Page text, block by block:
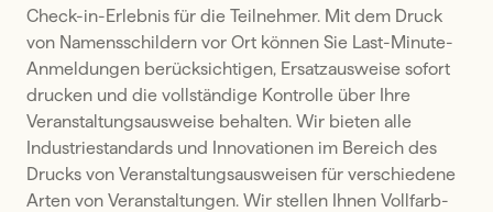
Check-in-Erlebnis für die Teilnehmer. Mit dem Druck
von Namensschildern vor Ort können Sie Last-Minute-
Anmeldungen berücksichtigen, Ersatzausweise sofort
drucken und die vollständige Kontrolle über Ihre
Veranstaltungsausweise behalten. Wir bieten alle
Industriestandards und Innovationen im Bereich des
Drucks von Veranstaltungsausweisen für verschiedene
Arten von Veranstaltungen. Wir stellen Ihnen Vollfarb-